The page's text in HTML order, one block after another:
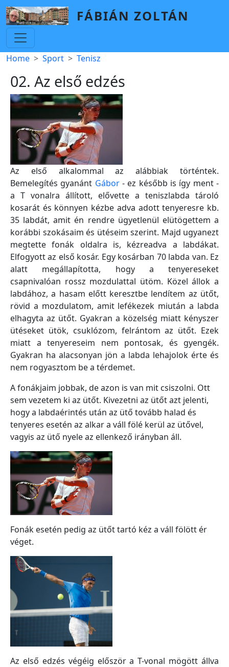
Skip to main content
FÁBIÁN ZOLTÁN
Breadcrumb
Home Sport Tenisz
02. Az első edzés
Az első alkalommal az alábbiak történtek.
Bemelegítés gyanánt Gábor- ez később is így ment -
a T vonalra állított, elővette a teniszlabda tároló
kosarát és könnyen kézbe adva adott tenyeresre kb.
35 labdát, amit én rendre ügyetlenül elütögettem a
korábbi szokásaim és ütéseim szerint. Majd ugyanezt
megtette fonák oldalra is, kézreadva a labdákat.
Elfogyott az első kosár. Egy kosárban 70 labda van. Ez
alatt megállapította, hogy a tenyereseket
csapnivalóan rossz mozdulattal ütöm. Közel állok a
labdához, a hasam előtt keresztbe lendítem az ütőt,
rövid a mozdulatom, amit lefékezek miután a labda
elhagyta az ütőt. Gyakran a közelség miatt kényszer
ütéseket ütök, csuklózom, felrántom az ütőt. Ezek
miatt a tenyereseim nem pontosak, és gyengék.
Gyakran ha alacsonyan jön a labda lehajolok érte és
nem rogyasztom be a térdemet.
A fonákjaim jobbak, de azon is van mit csiszolni. Ott
sem vezetem ki az ütőt. Kivezetni az ütőt azt jelenti,
hogy a labdaérintés után az ütő tovább halad és
tenyeres esetén az alkar a váll fölé kerül az ütővel,
vagyis az ütő nyele az ellenkező irányban áll.
Fonák esetén pedig az ütőt tartó kéz a váll fölött ér
véget.
Az első edzés végéig először a T-vonal mögött állva